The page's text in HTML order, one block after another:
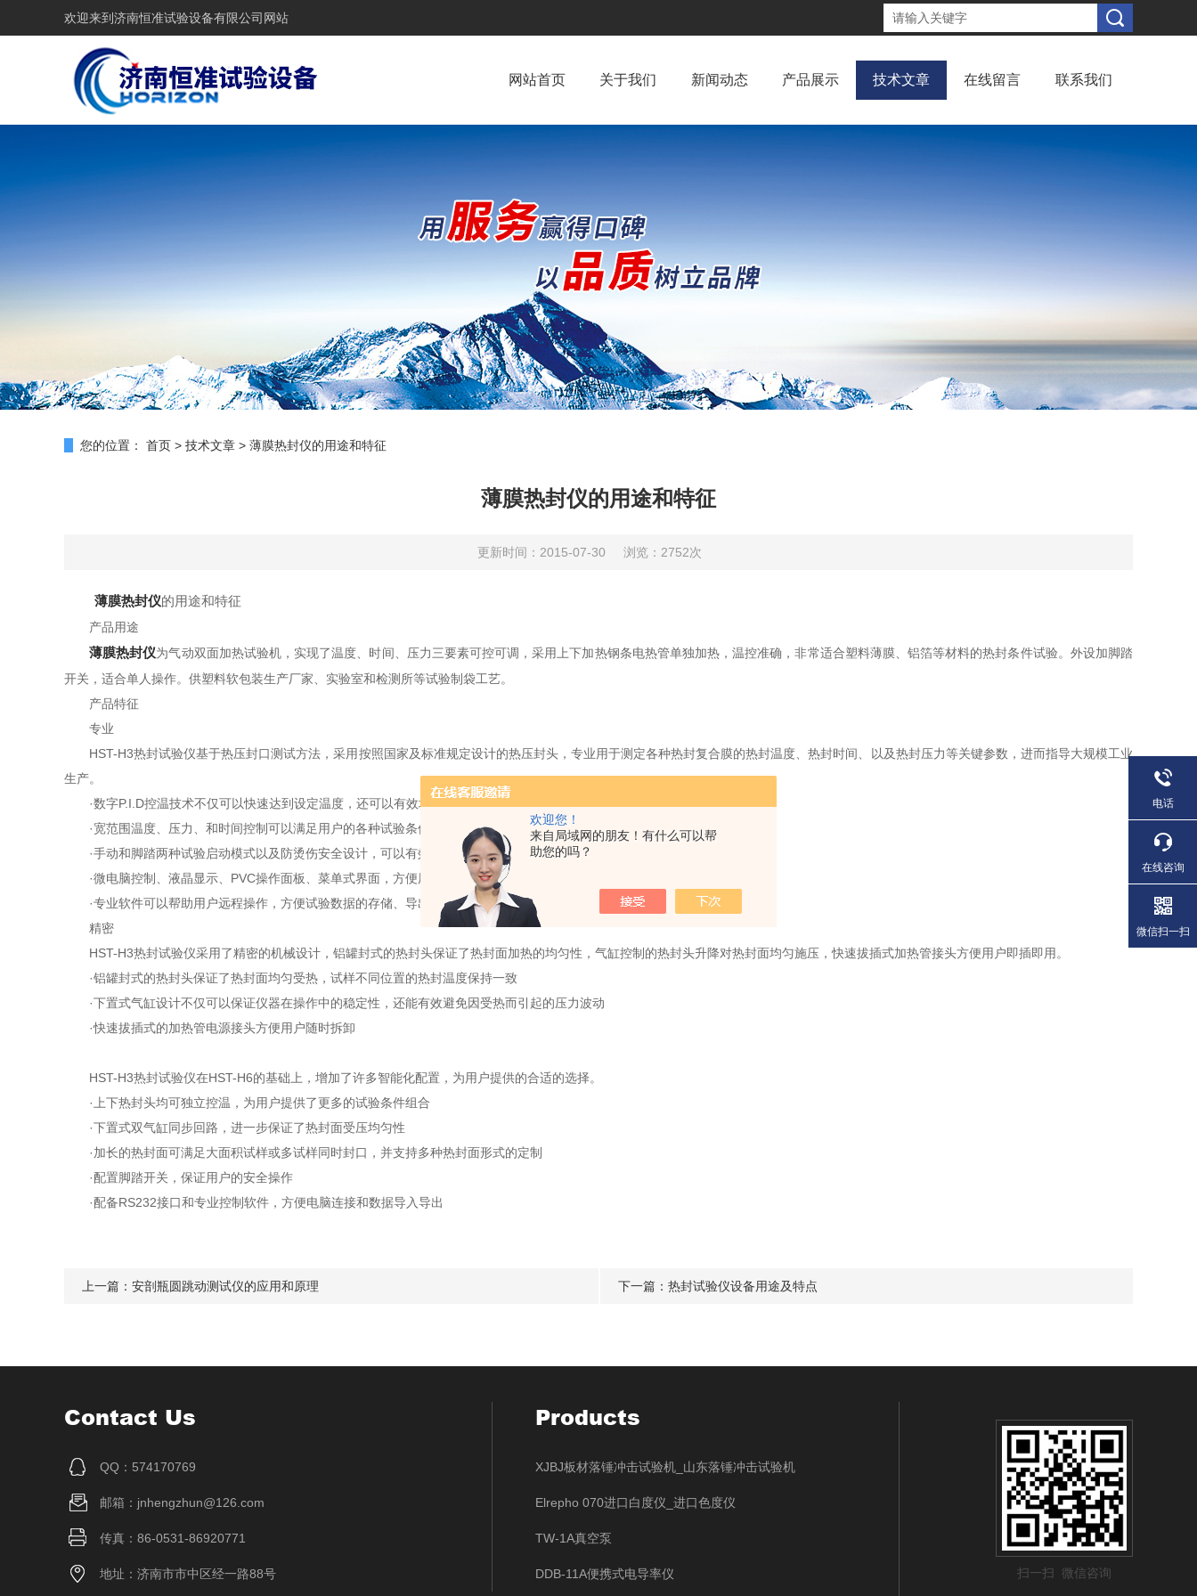
欢迎您！
来自局域网的朋友！有什么可以帮
助您的吗？
欢迎来到 济南恒准试验设备有限公司网站
网站首页 关于我们 新闻动态 产品展示 技术文章 在线留言 联系我们
您的位置： 首页 > 技术文章 > 薄膜热封仪的用途和特征
薄膜热封仪的用途和特征
更新时间：2015-07-30 浏览：2752次
薄膜热封仪的用途和特征
产品用途
薄膜热封仪为气动双面加热试验机，实现了温度、时间、压力三要素可控可调，采用上下加热钢条电热管单独加热，温控准确，非常适合塑料薄膜、铝箔等材料的热封条件试验。外设加脚踏
开关，适合单人操作。供塑料软包装生产厂家、实验室和检测所等试验制袋工艺。
产品特征
专业
HST-H3热封试验仪基于热压封口测试方法，采用按照国家及标准规定设计的热压封头，专业用于测定各种热封复合膜的热封温度、热封时间、以及热封压力等关键参数，进而指导大规模工业
生产。
·数字P.I.D控温技术不仅可以快速达到设定温度，还可以有效地避免温度波动
·宽范围温度、压力、和时间控制可以满足用户的各种试验条件
·手动和脚踏两种试验启动模式以及防烫伤安全设计，可以有效保证用户使用的方便性和安全性
·微电脑控制、液晶显示、PVC操作面板、菜单式界面，方便用户快速操作
·专业软件可以帮助用户远程操作，方便试验数据的存储、导出、和打印
精密
HST-H3热封试验仪采用了精密的机械设计，铝罐封式的热封头保证了热封面加热的均匀性，气缸控制的热封头升降对热封面均匀施压，快速拔插式加热管接头方便用户即插即用。
·铝罐封式的热封头保证了热封面均匀受热，试样不同位置的热封温度保持一致
·下置式气缸设计不仅可以保证仪器在操作中的稳定性，还能有效避免因受热而引起的压力波动
·快速拔插式的加热管电源接头方便用户随时拆卸
HST-H3热封试验仪在HST-H6的基础上，增加了许多智能化配置，为用户提供的合适的选择。
·上下热封头均可独立控温，为用户提供了更多的试验条件组合
·下置式双气缸同步回路，进一步保证了热封面受压均匀性
·加长的热封面可满足大面积试样或多试样同时封口，并支持多种热封面形式的定制
·配置脚踏开关，保证用户的安全操作
·配备RS232接口和专业控制软件，方便电脑连接和数据导入导出
上一篇： 安剖瓶圆跳动测试仪的应用和原理 下一篇： 热封试验仪设备用途及特点
Contact Us
QQ：574170769
邮箱：jnhengzhun@126.com
传真：86-0531-86920771
地址：济南市市中区经一路88号
Products
XJBJ板材落锤冲击试验机_山东落锤冲击试验机
Elrepho 070进口白度仪_进口色度仪
TW-1A真空泵
DDB-11A便携式电导率仪 扫一扫 微信咨询
电话
在线咨询
微信扫一扫